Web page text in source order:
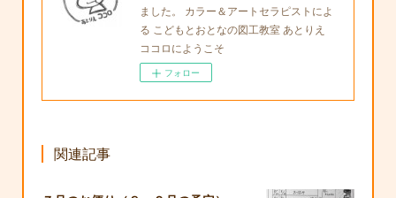
ました。 カラー＆アートセラピストによ
る こどもとおとなの図工教室 あとりえ
ココロにようこそ
フォロー
関連記事